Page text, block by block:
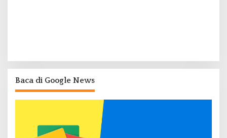
Baca di Google News